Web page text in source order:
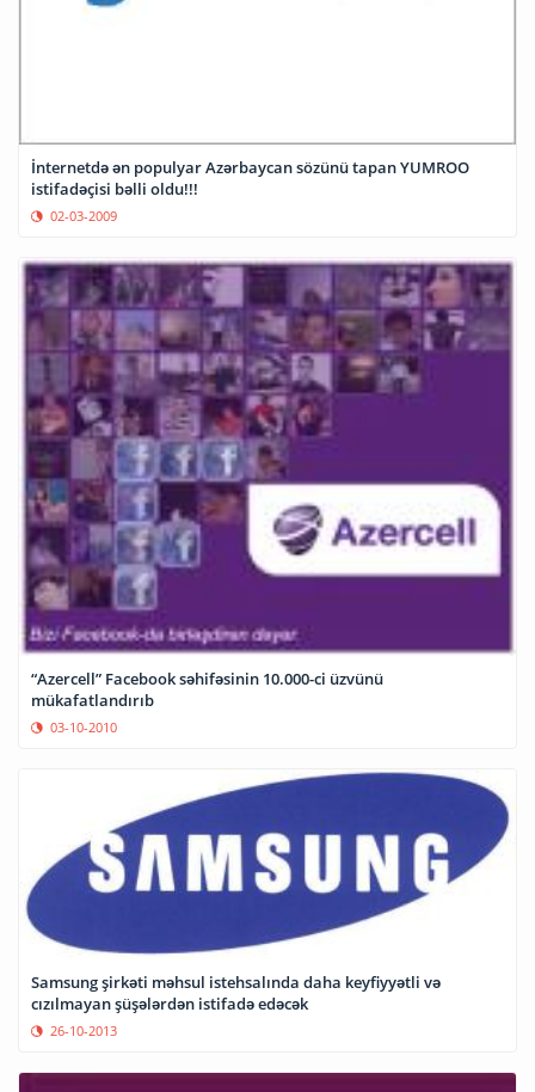
İnternetdə ən populyar Azərbaycan sözünü tapan YUMROO
istifadəçisi bəlli oldu!!!
02-03-2009
“Azercell” Facebook səhifəsinin 10.000-ci üzvünü
mükafatlandırıb
03-10-2010
Samsung şirkəti məhsul istehsalında daha keyfiyyətli və
cızılmayan şüşələrdən istifadə edəcək
26-10-2013